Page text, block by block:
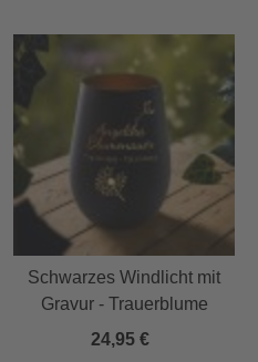
Schwarzes Windlicht mit
Gravur - Trauerblume
24,95 €